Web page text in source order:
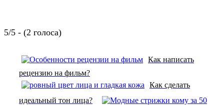
5/5 - (2 голоса)
Как написать
рецензию на фильм?
Как сделать
идеальный тон лица?